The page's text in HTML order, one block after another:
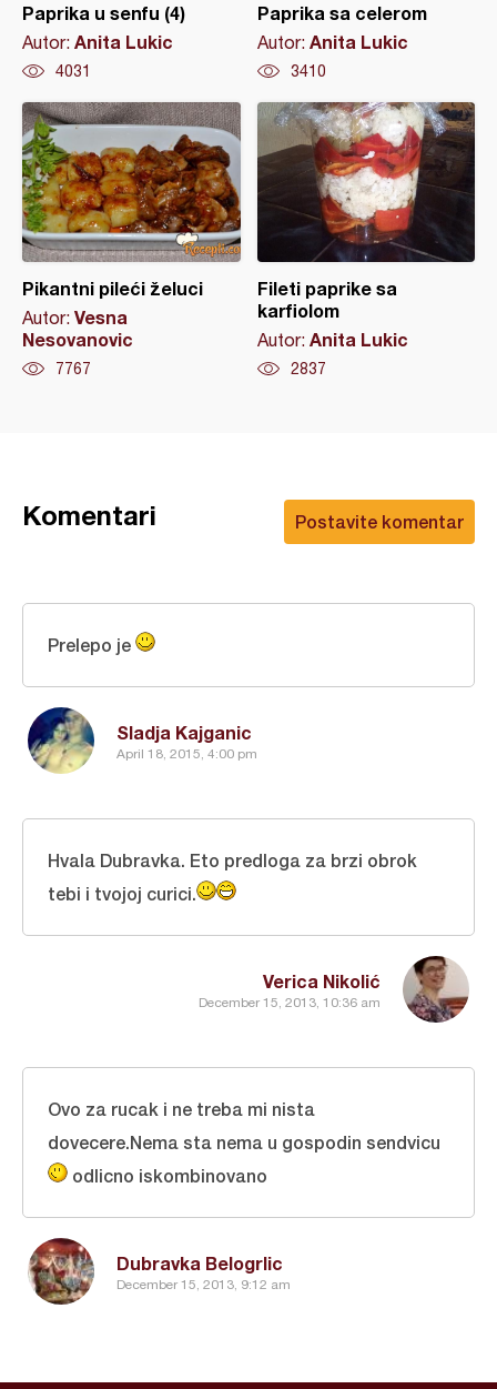
Paprika u senfu (4)
Autor: Anita Lukic
4031
Paprika sa celerom
Autor: Anita Lukic
3410
Pikantni pileći želuci
Autor: Vesna
Nesovanovic
7767
Fileti paprike sa
karfiolom
Autor: Anita Lukic
2837
Postavite komentar
Komentari
Sladja Kajganic
April 18, 2015, 4:00 pm
Prelepo je
Verica Nikolić
December 15, 2013, 10:36 am
Hvala Dubravka. Eto predloga za brzi obrok
tebi i tvojoj curici.
Dubravka Belogrlic
December 15, 2013, 9:12 am
Ovo za rucak i ne treba mi nista
dovecere.Nema sta nema u gospodin sendvicu
odlicno iskombinovano